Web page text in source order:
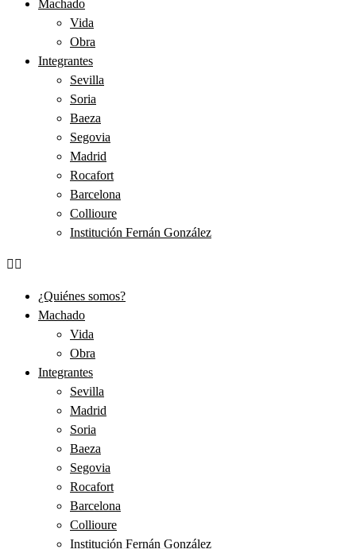
Machado
Vida
Obra
Integrantes
Sevilla
Soria
Baeza
Segovia
Madrid
Rocafort
Barcelona
Collioure
Institución Fernán González
¿Quiénes somos?
Machado
Vida
Obra
Integrantes
Sevilla
Madrid
Soria
Baeza
Segovia
Rocafort
Barcelona
Collioure
Institución Fernán González